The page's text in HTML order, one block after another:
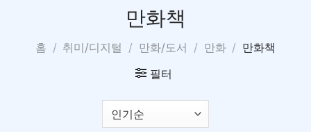
만화책
홈 / 취미/디지털 / 만화/도서 / 만화 / 만화책
필터